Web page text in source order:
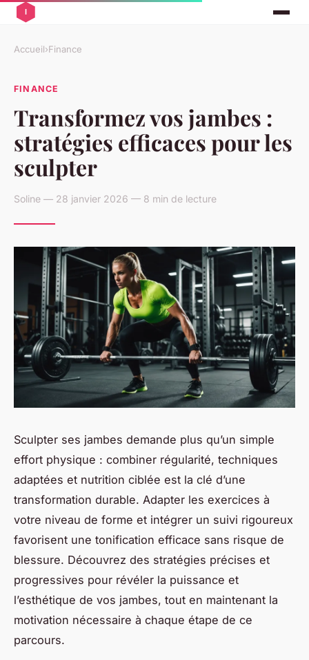
Accueil›Finance
FINANCE
Transformez vos jambes :
stratégies efficaces pour les
sculpter
Soline — 28 janvier 2026 — 8 min de lecture
Sculpter ses jambes demande plus qu’un simple
effort physique : combiner régularité, techniques
adaptées et nutrition ciblée est la clé d’une
transformation durable. Adapter les exercices à
votre niveau de forme et intégrer un suivi rigoureux
favorisent une tonification efficace sans risque de
blessure. Découvrez des stratégies précises et
progressives pour révéler la puissance et
l’esthétique de vos jambes, tout en maintenant la
motivation nécessaire à chaque étape de ce
parcours.